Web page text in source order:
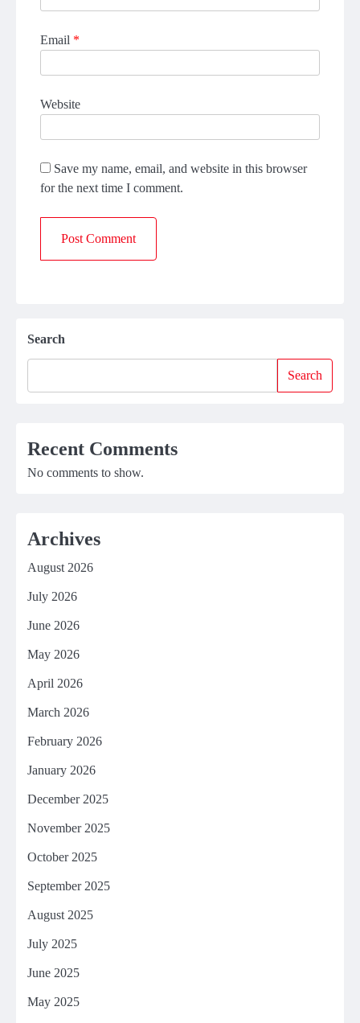
Email *
Website
Save my name, email, and website in this browser
for the next time I comment.
Search
Search
Recent Comments
No comments to show.
Archives
August 2026
July 2026
June 2026
May 2026
April 2026
March 2026
February 2026
January 2026
December 2025
November 2025
October 2025
September 2025
August 2025
July 2025
June 2025
May 2025